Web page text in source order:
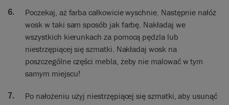
quick and something that would be easy to do, and that’s
what it is.
Second coat now and it’s the same as the first coat! So lots of
people say ‘Gosh, you make it look so easy and it’s not so
easy’ – it really, really is easy. Remember, if you paint it and
you go ‘Oh, I don’t like it’… Well, maybe it’s the wrong colour,
be blue or red or green or pink…try another colour, it won’t
Poczekaj, aż farba całkowicie wyschnie. Następnie nałóż
wosk w taki sam sposób jak farbę. Nakładaj we
wszystkich kierunkach za pomocą pędzla lub
niestrzępiącej się szmatki. Nakładaj wosk na
poszczególne części mebla, żeby nie malować w tym
samym miejscu!
Po nałożeniu użyj niestrzępiącej się szmatki, aby usunąć